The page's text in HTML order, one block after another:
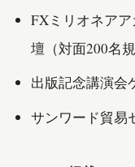
FXミリオネア
壇（対面200名規
出版記念講演会
サンワード貿易